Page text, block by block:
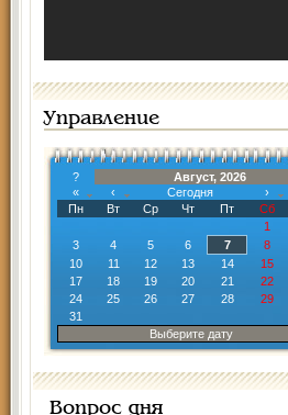
Управление
?
Август, 2026
«
‹ Сегодня ›
Пн
Вт Ср Чт Пт Сб
1
3
4 5 6 7 8
10
11 12 13 14 15
17
18 19 20 21 22
24
25 26 27 28 29
31
Выберите дату
Вопрос дня